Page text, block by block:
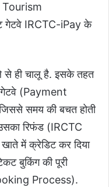
गेटवे IRCTC-iPay के
से ही चालू है. इसके तहत
गेटवे (Payment
समय की बचत होती
रिफंड (IRCTC
में क्रेडिट कर दिया
बुकिंग की पूरी
Process).